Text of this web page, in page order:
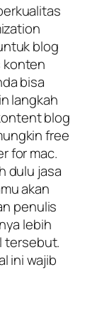
blog
konten
bisa
langkah
blog
free
for mac.
dulu jasa
akan
penulis
lebih
tersebut.
ini wajib